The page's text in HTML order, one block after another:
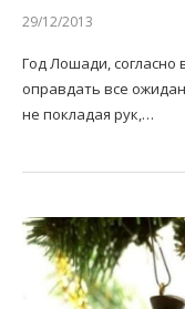
29/12/2013
Год Лошади,
оправдать все
не покладая рук,…